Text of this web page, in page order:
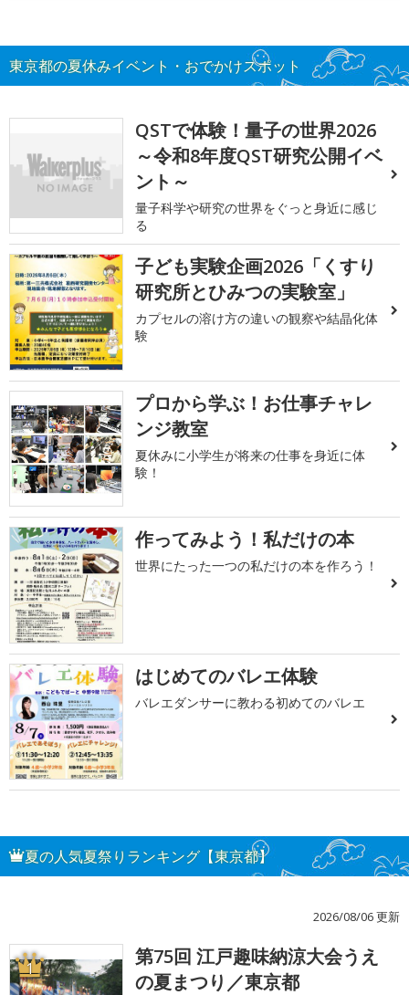
東京都の夏休みイベント・おでかけスポット
QSTで体験！量子の世界2026
～令和8年度QST研究公開イベ
ント～
量子科学や研究の世界をぐっと身近に感じ
る
子ども実験企画2026「くすり
研究所とひみつの実験室」
カプセルの溶け方の違いの観察や結晶化体
験
プロから学ぶ！お仕事チャレ
ンジ教室
夏休みに小学生が将来の仕事を身近に体
験！
作ってみよう！私だけの本
世界にたった一つの私だけの本を作ろう！
はじめてのバレエ体験
バレエダンサーに教わる初めてのバレエ
夏の人気夏祭りランキング【東京都】
2026/08/06 更新
1
第75回 江戸趣味納涼大会うえ
の夏まつり／東京都